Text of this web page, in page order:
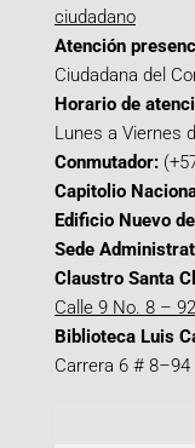
ciudadano
Atención
Ciudadana del
Horario de
Lunes a Viernes
Conmutador:
Capitolio
Edificio Nuevo
Sede
Claustro Santa
Calle 9 No. 8 – 92
Biblioteca Luis
Carrera 6 # 8–94